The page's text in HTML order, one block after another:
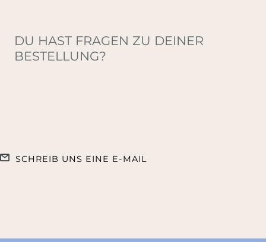
DU HAST FRAGEN ZU DEINER
BESTELLUNG?
SCHREIB UNS EINE E-MAIL